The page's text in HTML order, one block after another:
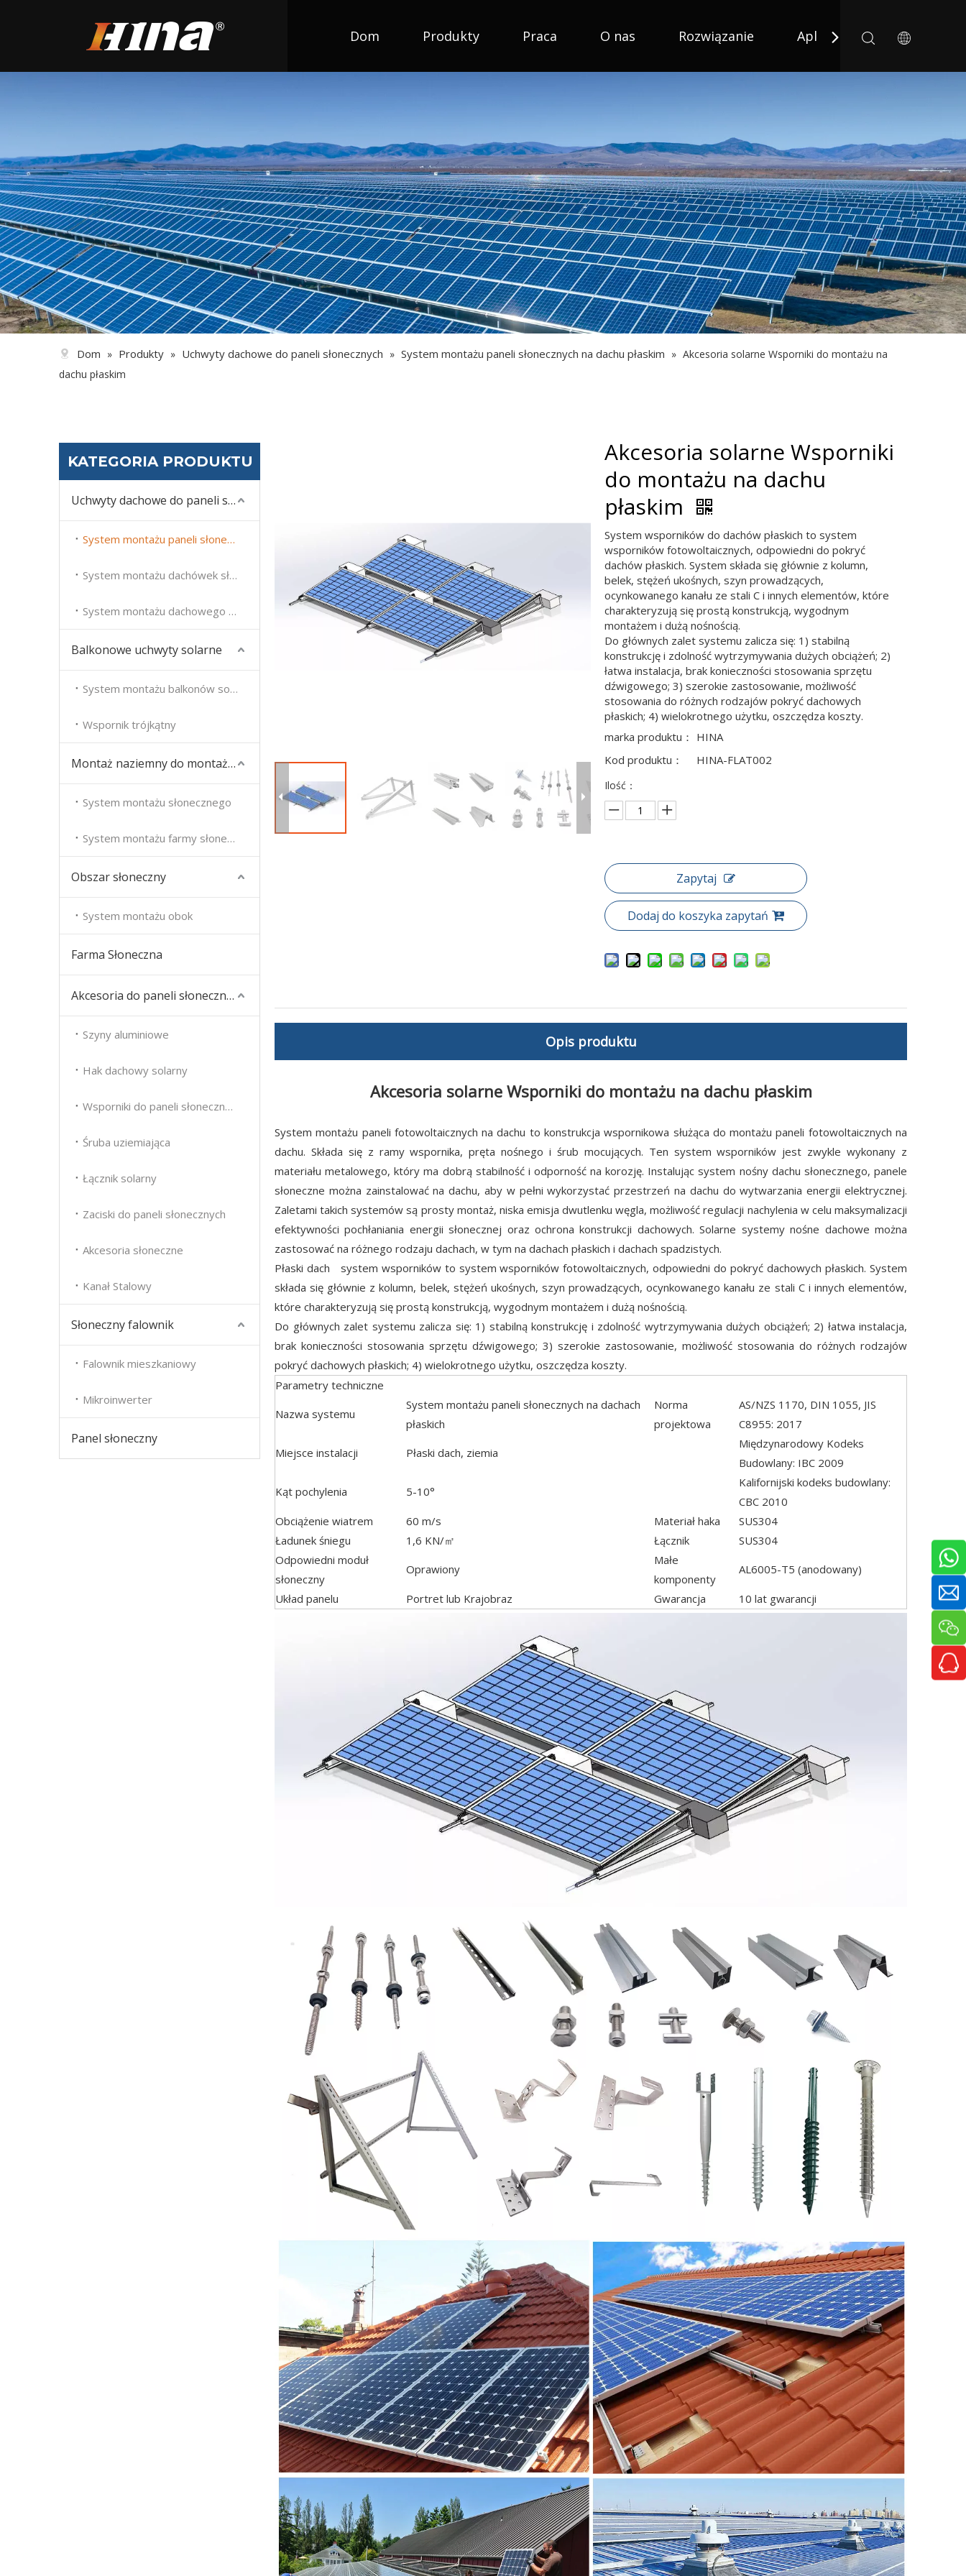
Dom Produkty Praca O nas Rozwiązanie Aplikacja
Dom » Produkty » Uchwyty dachowe do paneli słonecznych » System montażu paneli słonecznych na dachu płaskim » Akcesoria solarne Wsporniki do montażu na
dachu płaskim
KATEGORIA PRODUKTU
Uchwyty dachowe do paneli słonecznych
System montażu paneli słonecznych na dachu płaskim
System montażu dachówek słonecznych
System montażu dachowego z panelem słonecznym
Balkonowe uchwyty solarne
System montażu balkonów solarnych
Wspornik trójkątny
Montaż naziemny do montażu słonecznego
System montażu słonecznego
System montażu farmy słonecznej
Obszar słoneczny
System montażu obok
Farma Słoneczna
Akcesoria do paneli słonecznych
Szyny aluminiowe
Hak dachowy solarny
Wsporniki do paneli słonecznych
Śruba uziemiająca
Łącznik solarny
Zaciski do paneli słonecznych
Akcesoria słoneczne
Kanał Stalowy
Słoneczny falownik
Falownik mieszkaniowy
Mikroinwerter
Panel słoneczny
Akcesoria solarne Wsporniki
do montażu na dachu
płaskim
System wsporników do dachów płaskich to system
wsporników fotowoltaicznych, odpowiedni do pokryć
dachów płaskich. System składa się głównie z kolumn,
belek, stężeń ukośnych, szyn prowadzących,
ocynkowanego kanału ze stali C i innych elementów, które
charakteryzują się prostą konstrukcją, wygodnym
montażem i dużą nośnością.
Do głównych zalet systemu zalicza się: 1) stabilną
konstrukcję i zdolność wytrzymywania dużych obciążeń; 2)
łatwa instalacja, brak konieczności stosowania sprzętu
dźwigowego; 3) szerokie zastosowanie, możliwość
stosowania do różnych rodzajów pokryć dachowych
płaskich; 4) wielokrotnego użytku, oszczędza koszty.
marka produktu： HINA
Kod produktu：
HINA-FLAT002
Ilość：
Zapytaj
Dodaj do koszyka zapytań
Opis produktu
Akcesoria solarne Wsporniki do montażu na dachu płaskim
System montażu paneli fotowoltaicznych na dachu to konstrukcja wspornikowa służąca do montażu paneli fotowoltaicznych na
dachu. Składa się z ramy wspornika, pręta nośnego i śrub mocujących. Ten system wsporników jest zwykle wykonany z
materiału metalowego, który ma dobrą stabilność i odporność na korozję. Instalując system nośny dachu słonecznego, panele
słoneczne można zainstalować na dachu, aby w pełni wykorzystać przestrzeń na dachu do wytwarzania energii elektrycznej.
Zaletami takich systemów są prosty montaż, niska emisja dwutlenku węgla, możliwość regulacji nachylenia w celu maksymalizacji
efektywności pochłaniania energii słonecznej oraz ochrona konstrukcji dachowych. Solarne systemy nośne dachowe można
zastosować na różnego rodzaju dachach, w tym na dachach płaskich i dachach spadzistych.
Płaski dach system wsporników to system wsporników fotowoltaicznych, odpowiedni do pokryć dachowych płaskich. System
składa się głównie z kolumn, belek, stężeń ukośnych, szyn prowadzących, ocynkowanego kanału ze stali C i innych elementów,
które charakteryzują się prostą konstrukcją, wygodnym montażem i dużą nośnością.
Do głównych zalet systemu zalicza się: 1) stabilną konstrukcję i zdolność wytrzymywania dużych obciążeń; 2) łatwa instalacja,
brak konieczności stosowania sprzętu dźwigowego; 3) szerokie zastosowanie, możliwość stosowania do różnych rodzajów
pokryć dachowych płaskich; 4) wielokrotnego użytku, oszczędza koszty.
Parametry techniczne
Nazwa systemu
System montażu paneli słonecznych na dachach
płaskich
Norma
projektowa
AS/NZS 1170, DIN 1055, JIS
C8955: 2017
Miejsce instalacji
Płaski dach, ziemia
Międzynarodowy Kodeks
Budowlany: IBC 2009
Kąt pochylenia
5-10°
Kalifornijski kodeks budowlany:
CBC 2010
Obciążenie wiatrem
60 m/s Materiał haka
SUS304
Ładunek śniegu
1,6 KN/㎡ Łącznik
SUS304
Odpowiedni moduł
słoneczny
Oprawiony
Małe
komponenty
AL6005-T5 (anodowany)
Układ panelu Portret lub Krajobraz Gwarancja 10 lat gwarancji